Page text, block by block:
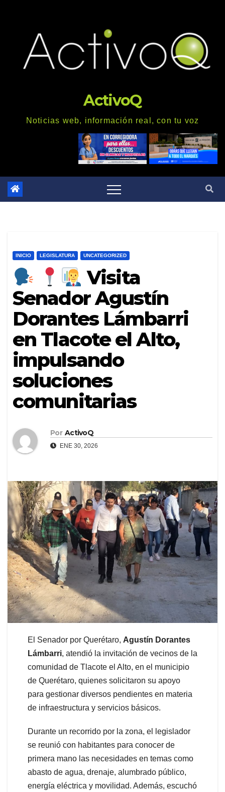
ActivoQ
Noticias web, información real, con tu voz
INICIO LEGISLATURA UNCATEGORIZED
Visita
Senador Agustín
Dorantes Lámbarri
en Tlacote el Alto,
impulsando
soluciones
comunitarias
Por ActivoQ
ENE 30, 2026
El Senador por Querétaro, Agustín Dorantes
Lámbarri, atendió la invitación de vecinos de la
comunidad de Tlacote el Alto, en el municipio
de Querétaro, quienes solicitaron su apoyo
para gestionar diversos pendientes en materia
de infraestructura y servicios básicos.
Durante un recorrido por la zona, el legislador
se reunió con habitantes para conocer de
primera mano las necesidades en temas como
abasto de agua, drenaje, alumbrado público,
energía eléctrica y movilidad. Además, escuchó